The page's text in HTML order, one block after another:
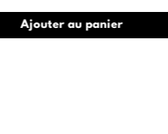
Ajouter au panier